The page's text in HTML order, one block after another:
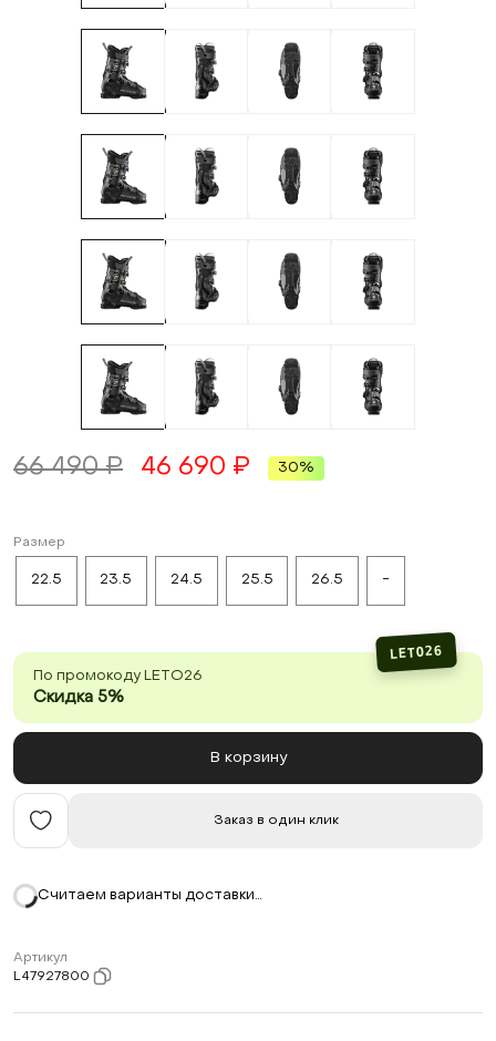
66 490 ₽ 46 690 ₽ 30%
Размер
22.5 23.5 24.5 25.5 26.5 -
LETO26
По промокоду LETO26
Скидка 5%
В корзину
Заказ в один клик
Считаем варианты доставки…
Артикул
L47927800